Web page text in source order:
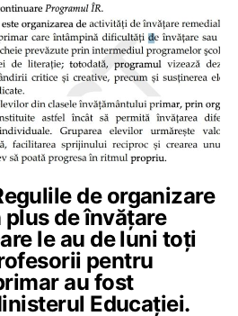
de organizare
de învăţare
le au de luni toți
pentru
au fost
Educației.